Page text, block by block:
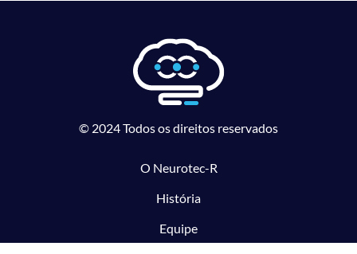
© 2024 Todos os direitos reservados
O Neurotec-R
História
Equipe